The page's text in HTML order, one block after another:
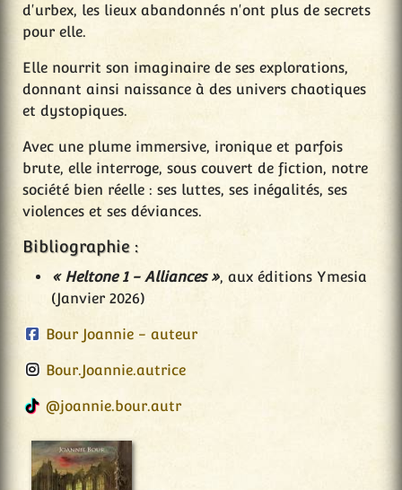
d'urbex, les lieux abandonnés n'ont plus de secrets
pour elle.
Elle nourrit son imaginaire de ses explorations,
donnant ainsi naissance à des univers chaotiques
et dystopiques.
Avec une plume immersive, ironique et parfois
brute, elle interroge, sous couvert de fiction, notre
société bien réelle : ses luttes, ses inégalités, ses
violences et ses déviances.
Bibliographie :
« Heltone 1 - Alliances », aux éditions Ymesia
(Janvier 2026)
Bour Joannie - auteur
Bour.Joannie.autrice
@joannie.bour.autr